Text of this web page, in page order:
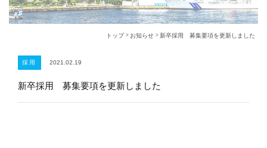
トップ お知らせ 新卒採用 募集要項を更新しました
採用 2021.02.19
新卒採用 募集要項を更新しました